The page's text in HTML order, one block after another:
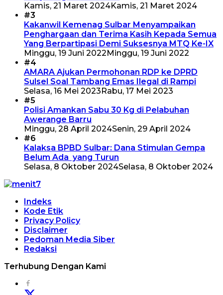
Kamis, 21 Maret 2024Kamis, 21 Maret 2024
#3
Kakanwil Kemenag Sulbar Menyampaikan
Penghargaan dan Terima Kasih Kepada Semua
Yang Berpartipasi Demi Suksesnya MTQ Ke-IX
Minggu, 19 Juni 2022 Minggu, 19 Juni 2022
#4
AMARA Ajukan Permohonan RDP ke DPRD
Sulsel Soal Tambang Emas Ilegal di Rampi
Selasa, 16 Mei 2023 Rabu, 17 Mei 2023
#5
Polisi Amankan Sabu 30 Kg di Pelabuhan
Awerange Barru
Minggu, 28 April 2024Senin, 29 April 2024
#6
Kalaksa BPBD Sulbar: Dana Stimulan Gempa
Belum Ada yang Turun
Selasa, 8 Oktober 2024Selasa, 8 Oktober 2024
Indeks
Kode Etik
Privacy Policy
Disclaimer
Pedoman Media Siber
Redaksi
Terhubung Dengan Kami